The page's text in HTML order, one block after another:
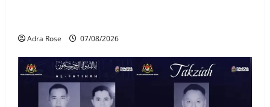
Adra Rose 07/08/2026